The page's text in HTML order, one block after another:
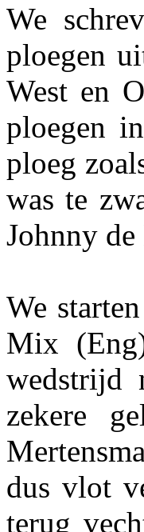
We
ploegen
West en
ploegen
ploeg
was te
Johnny
We
Mix
wedstrijd
zekere
dus vlot
terug